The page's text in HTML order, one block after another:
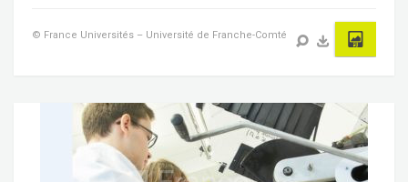
© France Universités – Université de Franche-Comté